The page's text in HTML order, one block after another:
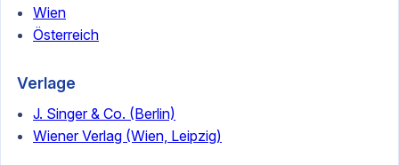
Wien
Österreich
Verlage
J. Singer & Co. (Berlin)
Wiener Verlag (Wien, Leipzig)